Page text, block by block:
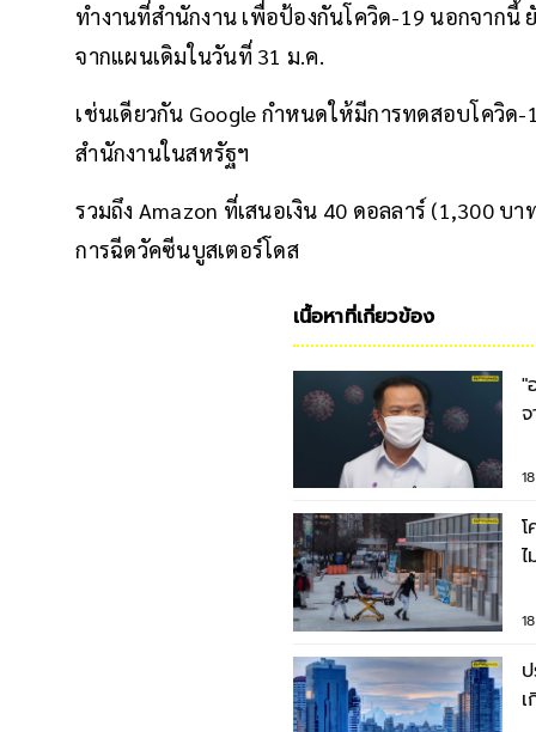
ทำงานที่สำนักงาน เพื่อป้องกันโควิด-19 นอกจากนี้
จากแผนเดิมในวันที่ 31 ม.ค.
เช่นเดียวกัน Google กำหนดให้มีการทดสอบโควิ
สำนักงานในสหรัฐฯ
รวมถึง Amazon ที่เสนอเงิน 40 ดอลลาร์ (1,300
การฉีดวัคซีนบูสเตอร์โดส
เนื้อหาที่เกี่ยวข้อง
"